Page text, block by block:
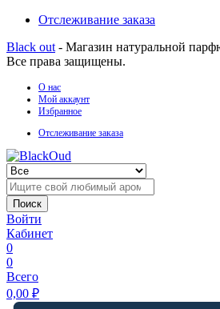
Отслеживание заказа
Black out - Магазин натуральной
Все права защищены.
О нас
Мой аккаунт
Избранное
Отслеживание заказа
Поиск
Войти
Кабинет
0
0
Всего
0,00 ₽